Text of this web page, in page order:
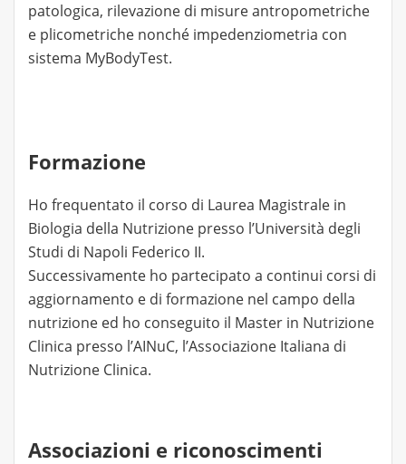
patologica, rilevazione di misure antropometriche
e plicometriche nonché impedenziometria con
sistema MyBodyTest.
Formazione
Ho frequentato il corso di Laurea Magistrale in
Biologia della Nutrizione presso l’Università degli
Studi di Napoli Federico II.
Successivamente ho partecipato a continui corsi di
aggiornamento e di formazione nel campo della
nutrizione ed ho conseguito il Master in Nutrizione
Clinica presso l’AINuC, l’Associazione Italiana di
Nutrizione Clinica.
Associazioni e riconoscimenti